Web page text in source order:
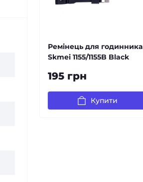
Ремінець для годинника
Skmei 1155/1155B Black
195 грн
Купити